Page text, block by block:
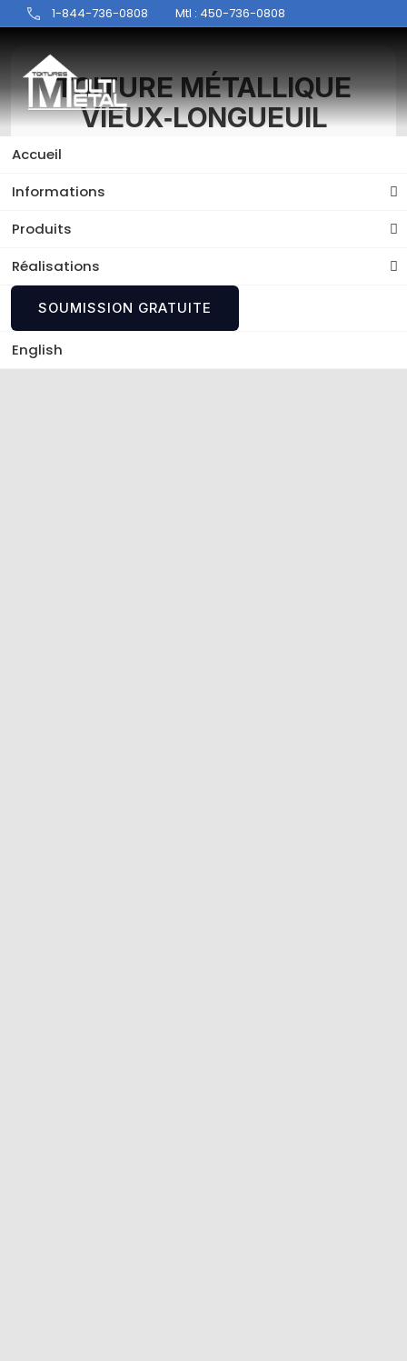
1-844-736-0808 Mtl : 450-736-0808
Accueil
Informations
Produits
Réalisations
SOUMISSION GRATUITE
English
TOITURE MÉTALLIQUE
VIEUX‑LONGUEUIL
Découvrez les services d'experts de Toitures
Toiture métallique Vieux‑Longueuil.